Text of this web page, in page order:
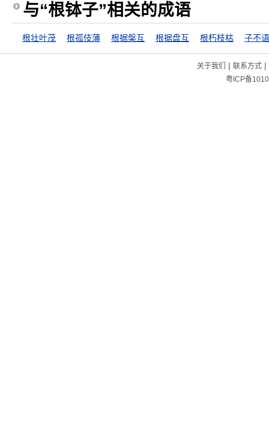
与“根钵子”相关的成语
根壮叶茂 根孤伎薄 根据槃互 根据盘互 根朽枝枯 子不
关于我们 | 联系方式|
粤ICP备